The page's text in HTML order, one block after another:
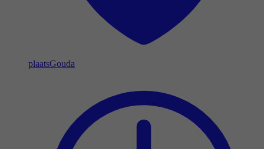
plaatsGouda